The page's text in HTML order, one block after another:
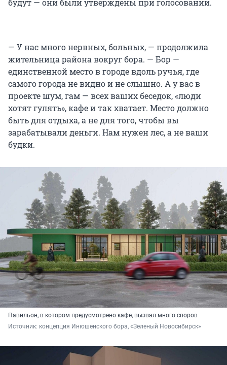
будут — они были утверждены при голосовании.
— У нас много нервных, больных, — продолжила
жительница района вокруг бора. — Бор —
единственной место в городе вдоль ручья, где
самого города не видно и не слышно. А у вас в
проекте шум, гам — всех ваших беседок, «люди
хотят гулять», кафе и так хватает. Место должно
быть для отдыха, а не для того, чтобы вы
зарабатывали деньги. Нам нужен лес, а не ваши
будки.
Павильон, в котором предусмотрено кафе, вызвал много споров
Источник: концепция Инюшенского бора, «Зеленый Новосибирск»